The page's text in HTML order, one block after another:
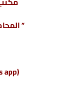
”
(whats app ) واتس أب : 201220615243+